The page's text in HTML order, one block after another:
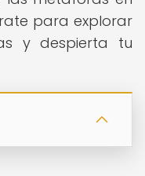
para explorar
y despierta tu